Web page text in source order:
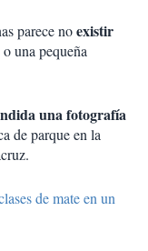
parece noexistir
una pequeña
una fotografía
de parque en la
de mate en un